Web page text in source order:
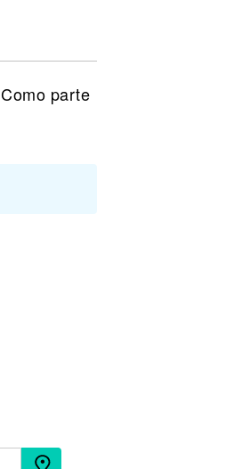
parte